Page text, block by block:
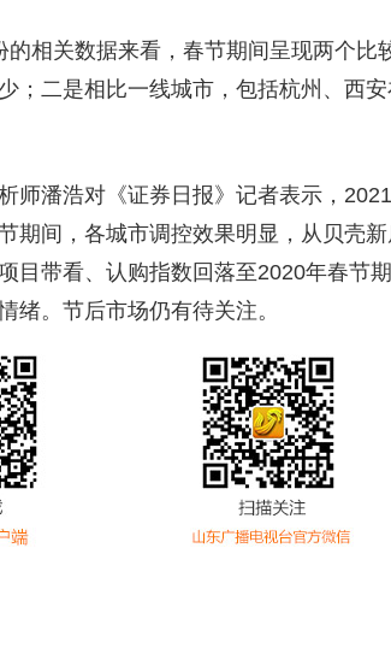
的相关数据来看，春节期间呈现两个比
；二是相比一线城市，包括杭州、西
师潘浩对《证券日报》记者表示，
期间，各城市调控效果明显，从贝壳
目带看、认购指数回落至2020年春节
绪。节后市场仍有待关注。